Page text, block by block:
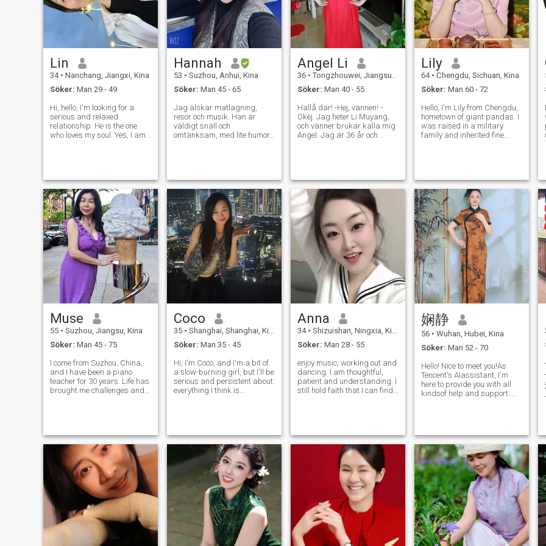
Lin
34 • Nanchang, Jiangxi, Kina
Söker: Man 29 - 49
Hi, hello, I'm looking for a
serious and relaxed
relationship. He is the one
who loves my soul. Yes, I am
liars.
Hannah
53 • Suzhou, Anhui, Kina
Söker: Man 45 - 65
Jag älskar matlagning,
resor och musik. Han är
väldigt snäll och
omtänksam, med lite humor.
uttrycka kärleksspråk för
varandra, och hoppas att
vara lycklig och avslappnad
i livet. micro, Heli, om du
älskar mig, stanna kvar
Angel Li
36 • Tongzhouwei, Jiangsu, Kina
Söker: Man 40 - 55
Hallå där! -Hej, vännen! -
Okej. Jag heter Li Muyang,
och vänner brukar kalla mig
Angel. Jag är 36 år och
roliga, och inget gör mig
lyckligare än att se mina
elever bli mer självsäkra och
börja njuta av att lära sig.
Jag skulle beskriva mig
själv som utåtriktad,
optimistisk och avslappnad.
Mina vänner säger ofta att
jag ger en varm, solig energi
till dem runt omkring mig. På
min fritid kan du vanligtvis
hitta mig med en bok i
handen; på sistone har jag
läst om relationer och
att vänlighet och förståelse
gör livet så mycket mjukare.
Jag älskar också att ta min
skissblock utomhus för att
gator - allt som fångar mitt
öga. Matlagning är en
annan av mina
glädjeämnen, och jag har
undervisar, läser eller målar
gillar jag att gå på
promenader eller prova
kickboxning. Jag har rest till
platser som Singapore,
Malaysia, Thailand och
Korea, och jag känner mig
alltid lyckligast nära havet
eller i bergen. Jag dricker
inte, röker inte, har inga
tatueringar och har långt
hår. Min favoritfärger är vit
Lily
64 • Chengdu, Sichuan, Kina
Söker: Man 60 - 72
Hello, I'm Lily from Chengdu,
hometown of giant pandas. I
was raised in a military
family and inherited fine
received a solid education
and used t
Muse
55 • Suzhou, Jiangsu, Kina
Söker: Man 45 - 75
I come from Suzhou, China,
and I have been a piano
teacher for 30 years. Life has
brought me challenges and
responsible and sincere in li
Coco
35 • Shanghai, Shanghai, Kina
Söker: Man 35 - 45
Hi, I'm Coco, and I'm a bit of
a slow-burning girl, but I'll be
serious and persistent about
everything I think is
beautiful bits around me. I
enjoy this feelin
Anna
34 • Shizuishan, Ningxia, Kina
Söker: Man 28 - 55
enjoy music, working out and
dancing. I am thoughtful,
patient and understanding. I
still hold faith that I can find
a childlike curios
娴静
56 • Wuhan, Hubei, Kina
Söker: Man 52 - 70
Hello! Nice to meet you!As
Tencent's AIassistant, I'm
here to provide you with all
kindsof help and support.
ask mequestions, chat, or
seek assistance her